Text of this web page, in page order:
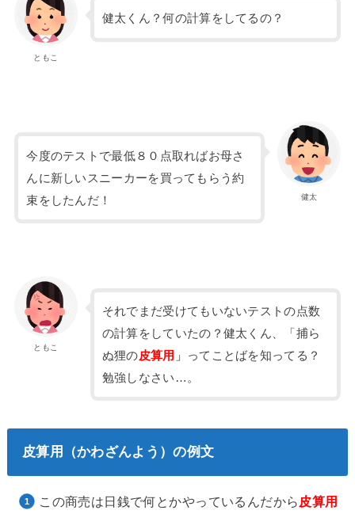
ともこ
健太くん？何の計算をしてるの？
健太
今度のテストで最低８０点取ればお母さ
んに新しいスニーカーを買ってもらう約
束をしたんだ！
ともこ
それでまだ受けてもいないテストの点数
の計算をしていたの？健太くん、「捕ら
ぬ狸の皮算用 」
ってことばを知ってる？
勉強しなさい…。
皮算用（かわざんよう）の例文
この商売は日銭で何とかやっているんだから 皮算用